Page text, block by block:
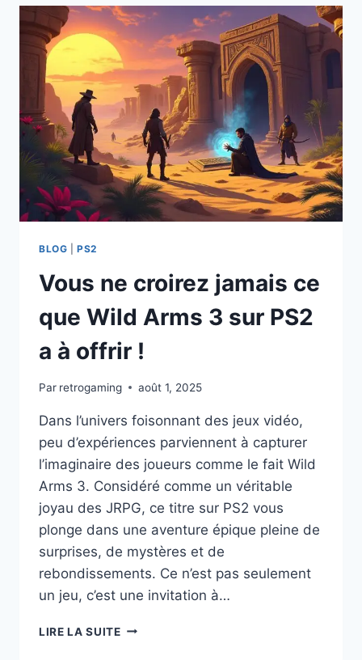
4
SUR
PS2
A
CHANGÉ
LE
MONDE
DES
RPG
À
JAMAIS
!
BLOG |PS2
Vous ne croirez jamais ce
que Wild Arms 3 sur PS2
a à offrir !
Par retrogaming août 1, 2025
Dans l’univers foisonnant des jeux vidéo,
peu d’expériences parviennent à capturer
l’imaginaire des joueurs comme le fait Wild
Arms 3. Considéré comme un véritable
joyau des JRPG, ce titre sur PS2 vous
plonge dans une aventure épique pleine de
surprises, de mystères et de
rebondissements. Ce n’est pas seulement
un jeu, c’est une invitation à…
LIRE LA SUITEVOUS